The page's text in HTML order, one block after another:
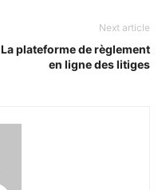
Next article
La plateforme de règlement
en ligne des litiges